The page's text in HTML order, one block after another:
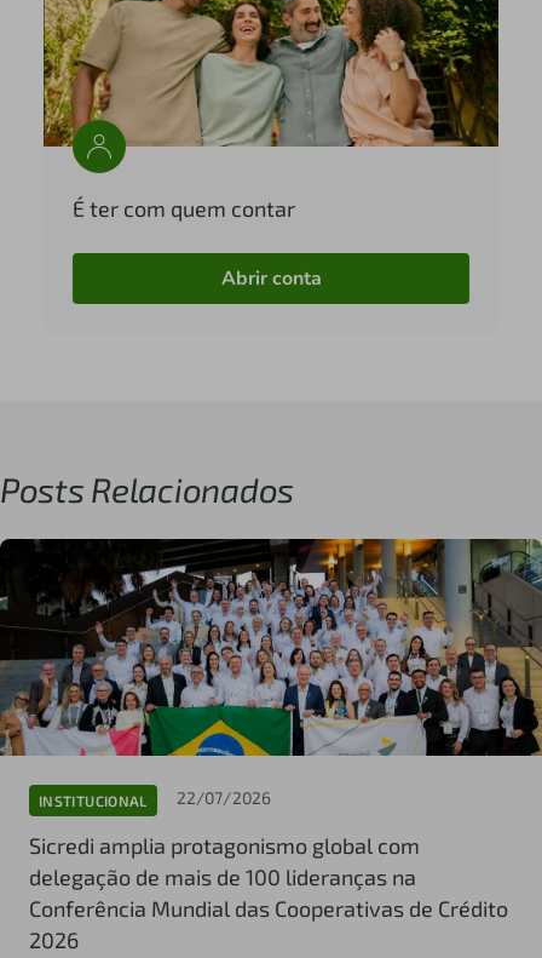
É ter com quem contar
Abrir conta
Posts Relacionados
INSTITUCIONAL 22/07/2026
Sicredi amplia protagonismo global com
delegação de mais de 100 lideranças na
Conferência Mundial das Cooperativas de Crédito
2026